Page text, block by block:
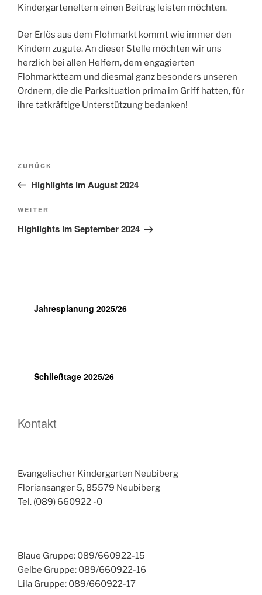
Kindergarteneltern einen Beitrag leisten möchten.
Der Erlös aus dem Flohmarkt kommt wie immer den
Kindern zugute. An dieser Stelle möchten wir uns
herzlich bei allen Helfern, dem engagierten
Flohmarktteam und diesmal ganz besonders unseren
Ordnern, die die Parksituation prima im Griff hatten, für
ihre tatkräftige Unterstützung bedanken!
Beitragsnavigation
Vorheriger
Beitrag
ZURÜCK
Highlights im August 2024
Nächster
Beitrag
WEITER
Highlights im September 2024
Jahresplanung 2025/26
Schließtage 2025/26
Kontakt
Evangelischer Kindergarten Neubiberg
Floriansanger 5, 85579 Neubiberg
Tel. (089) 660922 -0
Blaue Gruppe: 089/660922-15
Gelbe Gruppe: 089/660922-16
Lila Gruppe: 089/660922-17